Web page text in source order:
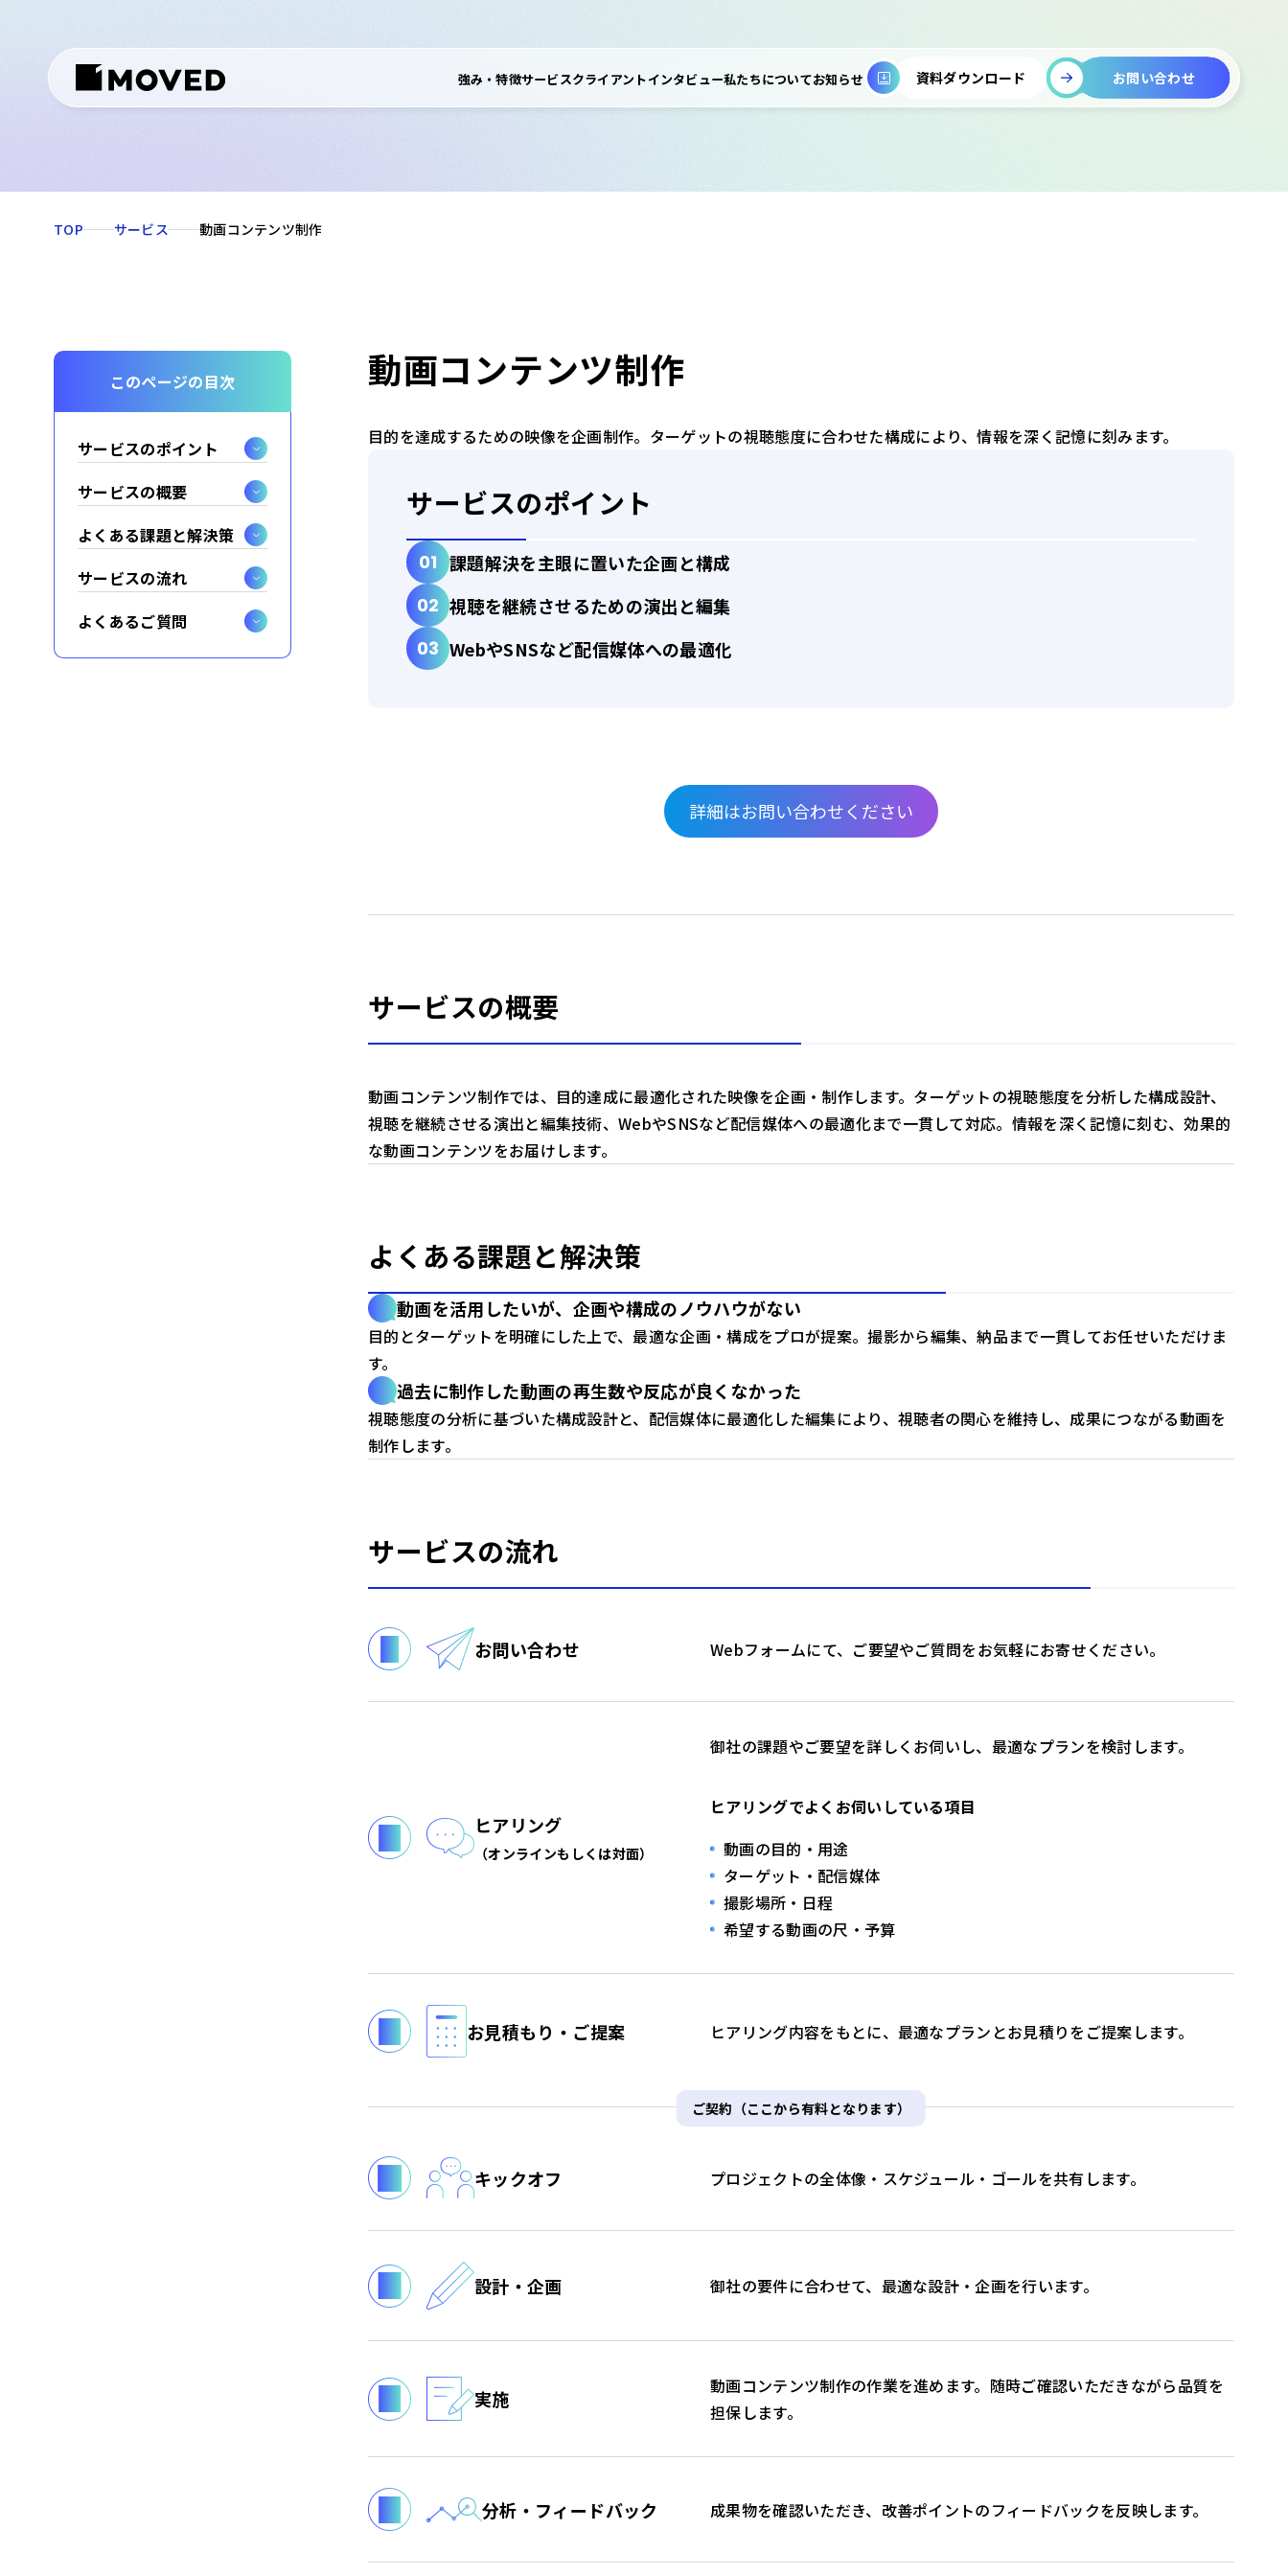
強み・特徴サービスクライアントインタビュー私たちについてお知らせ 資料ダウンロード お問い合わせ
TOP サービス 動画コンテンツ制作
このページの目次
サービスのポイント
サービスの概要
よくある課題と解決策
サービスの流れ
よくあるご質問
動画コンテンツ制作
目的を達成するための映像を企画制作。ターゲットの視聴態度に合わせた構成により、情報を深く記憶に刻みます。
サービスのポイント
課題解決を主眼に置いた企画と構成
視聴を継続させるための演出と編集
WebやSNSなど配信媒体への最適化
詳細はお問い合わせください
サービスの概要
動画コンテンツ制作では、目的達成に最適化された映像を企画・制作します。ターゲットの視聴態度を分析した構成設計、
視聴を継続させる演出と編集技術、WebやSNSなど配信媒体への最適化まで一貫して対応。情報を深く記憶に刻む、効果的
な動画コンテンツをお届けします。
よくある課題と解決策
動画を活用したいが、企画や構成のノウハウがない
目的とターゲットを明確にした上で、最適な企画・構成をプロが提案。撮影から編集、納品まで一貫してお任せいただけま
す。
過去に制作した動画の再生数や反応が良くなかった
視聴態度の分析に基づいた構成設計と、配信媒体に最適化した編集により、視聴者の関心を維持し、成果につながる動画を
制作します。
サービスの流れ
お問い合わせ Webフォームにて、ご要望やご質問をお気軽にお寄せください。
ヒアリング
（オンラインもしくは対面）
御社の課題やご要望を詳しくお伺いし、最適なプランを検討します。
ヒアリングでよくお伺いしている項目
動画の目的・用途
ターゲット・配信媒体
撮影場所・日程
希望する動画の尺・予算
お見積もり・ご提案 ヒアリング内容をもとに、最適なプランとお見積りをご提案します。
ご契約（ここから有料となります）
キックオフ プロジェクトの全体像・スケジュール・ゴールを共有します。
設計・企画 御社の要件に合わせて、最適な設計・企画を行います。
実施
動画コンテンツ制作の作業を進めます。随時ご確認いただきながら品質を
担保します。
分析・フィードバック 成果物を確認いただき、改善ポイントのフィードバックを反映します。